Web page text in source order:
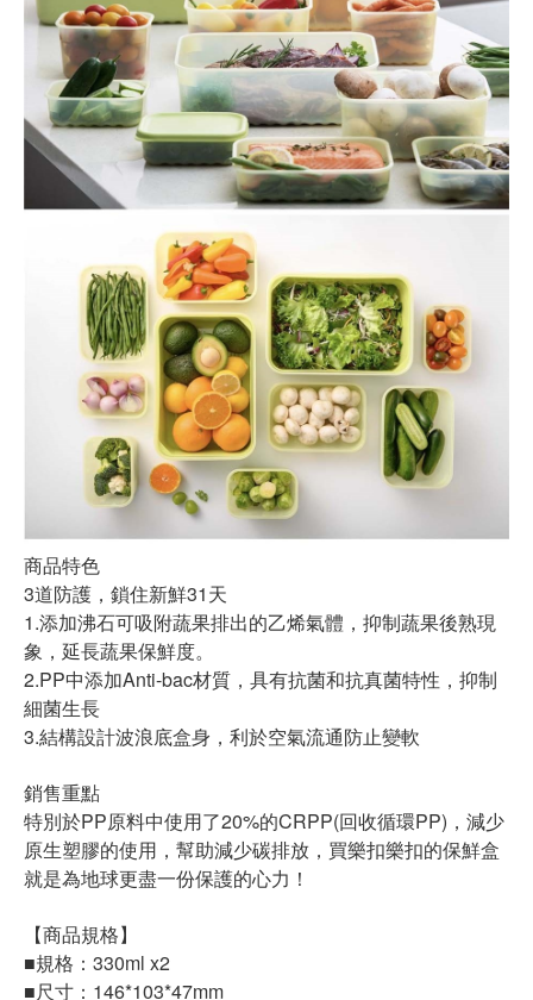
商品特色
3道防護，鎖住新鮮31天
1.添加沸石可吸附蔬果排出的乙烯氣體，抑制蔬果後熟現
象，延長蔬果保鮮度。
2.PP中添加Anti-bac材質，具有抗菌和抗真菌特性，抑制
細菌生長
3.結構設計波浪底盒身，利於空氣流通防止變軟
銷售重點
特別於PP原料中使用了20%的CRPP(回收循環PP)，減少
原生塑膠的使用，幫助減少碳排放，買樂扣樂扣的保鮮盒
就是為地球更盡一份保護的心力！
【商品規格】
■規格：330ml x2
■尺寸：146*103*47mm